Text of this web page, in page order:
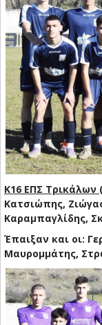
Κ16 ΕΠΣ Τρικάλων
Κατσιώπης,
Καραμπαγλίδης,
Έπαιξαν και οι:
Μαυρομμάτης,